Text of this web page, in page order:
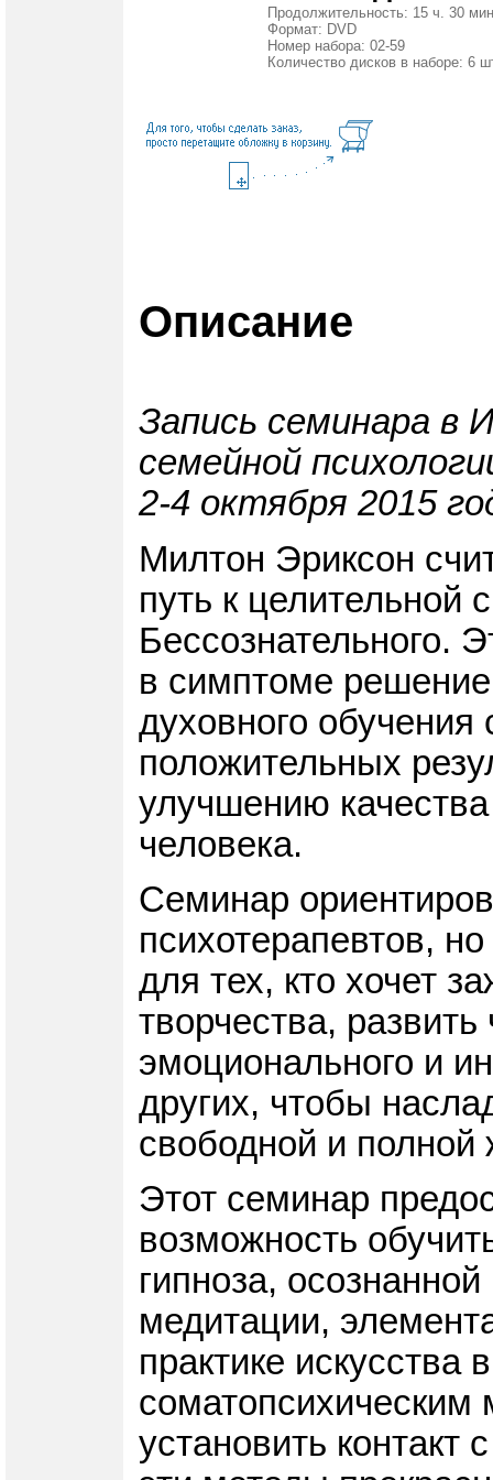
Продолжительность: 15 ч. 30
Формат: DVD
Номер набора: 02-59
Количество дисков в наборе: 6
Описание
Запись семинара в
семейной
2-4 октября 2015
Милтон Эриксон
путь к целительной
Бессознательного.
в симптоме решение
духовного
положительных
улучшению
человека.
Семинар
психотерапевтов,
для тех, кто хочет
творчества,
эмоционального и
других, чтобы
свободной и полной
Этот семинар
возможность
гипноза,
медитации,
практике искусства
установить